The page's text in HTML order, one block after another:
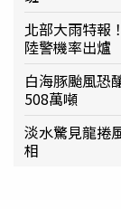
北部大雨特報
陸警機率出爐
白海豚颱風恐
508萬噸
淡水驚見龍捲
相